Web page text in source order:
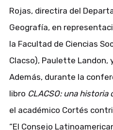
Rojas, directira del
Geografía, en
la Facultad de Ciencias
Clacso), Paulette Landon,
Además, durante la
libro CLACSO: una historia
el académico Cortés
“El Consejo